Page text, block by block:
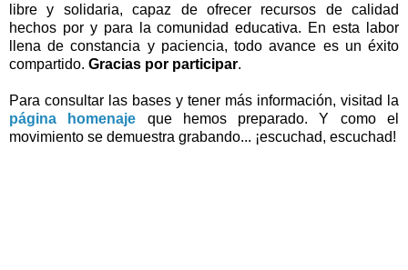
libre y solidaria, capaz de ofrecer recursos de calidad
hechos por y para la comunidad educativa. En esta labor
llena de constancia y paciencia, todo avance es un éxito
compartido. Gracias por participar.
Para consultar las bases y tener más información, visitad la
página homenaje que hemos preparado. Y como el
movimiento se demuestra grabando... ¡escuchad, escuchad!